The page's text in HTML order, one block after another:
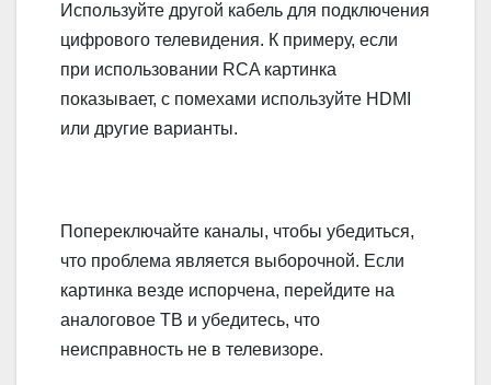
Используйте другой кабель для подключения
цифрового телевидения. К примеру, если
при использовании RCA картинка
показывает, с помехами используйте HDMI
или другие варианты.
Попереключайте каналы, чтобы убедиться,
что проблема является выборочной. Если
картинка везде испорчена, перейдите на
аналоговое ТВ и убедитесь, что
неисправность не в телевизоре.